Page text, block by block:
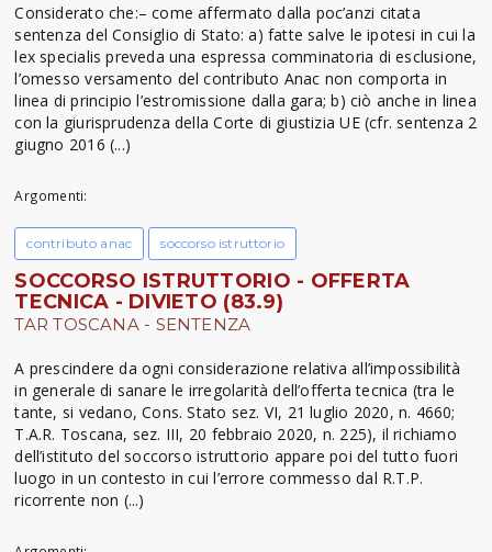
Considerato che:– come affermato dalla poc’anzi citata
sentenza del Consiglio di Stato: a) fatte salve le ipotesi in cui la
lex specialis preveda una espressa comminatoria di esclusione,
l’omesso versamento del contributo Anac non comporta in
linea di principio l’estromissione dalla gara; b) ciò anche in linea
con la giurisprudenza della Corte di giustizia UE (cfr. sentenza 2
giugno 2016 (...)
Argomenti:
contributo anac soccorso istruttorio
SOCCORSO ISTRUTTORIO - OFFERTA
TECNICA - DIVIETO (83.9)
TAR TOSCANA - SENTENZA
A prescindere da ogni considerazione relativa all’impossibilità
in generale di sanare le irregolarità dell’offerta tecnica (tra le
tante, si vedano, Cons. Stato sez. VI, 21 luglio 2020, n. 4660;
T.A.R. Toscana, sez. III, 20 febbraio 2020, n. 225), il richiamo
dell’istituto del soccorso istruttorio appare poi del tutto fuori
luogo in un contesto in cui l’errore commesso dal R.T.P.
ricorrente non (...)